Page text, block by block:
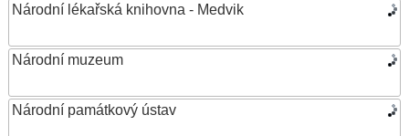
Národní lékařská knihovna - Medvik
Národní muzeum
Národní památkový ústav